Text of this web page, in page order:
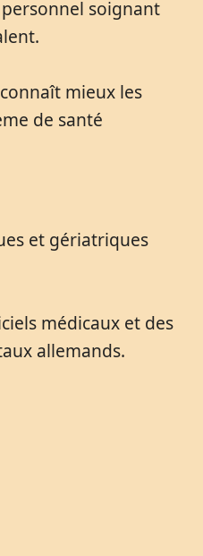
soignant
mieux les
de santé
et gériatriques
médicaux et des
allemands.